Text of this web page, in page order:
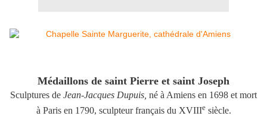
Médaillons de saint Pierre et saint Joseph
Sculptures de Jean-Jacques Dupuis, né à Amiens en 1698 et mort
à Paris en 1790, sculpteur français du XVIIIesiècle.